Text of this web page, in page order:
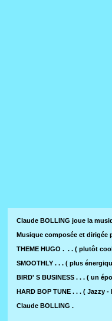
Claude BOLLING joue la
Musique composée et dirigée
THEME HUGO . . . ( plutôt
SMOOTHLY . . . ( plus
BIRD' S BUSINESS . . . ( un
HARD BOP TUNE . . . ( Jazzy
Claude BOLLING .